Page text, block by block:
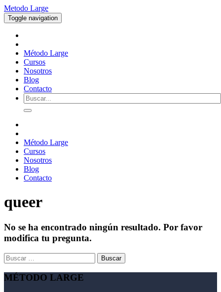
Metodo Large
Toggle navigation
Método Large
Cursos
Nosotros
Blog
Contacto
Método Large
Cursos
Nosotros
Blog
Contacto
queer
No se ha encontrado ningún resultado. Por favor
modifica tu pregunta.
Buscar:
MÉTODO LARGE